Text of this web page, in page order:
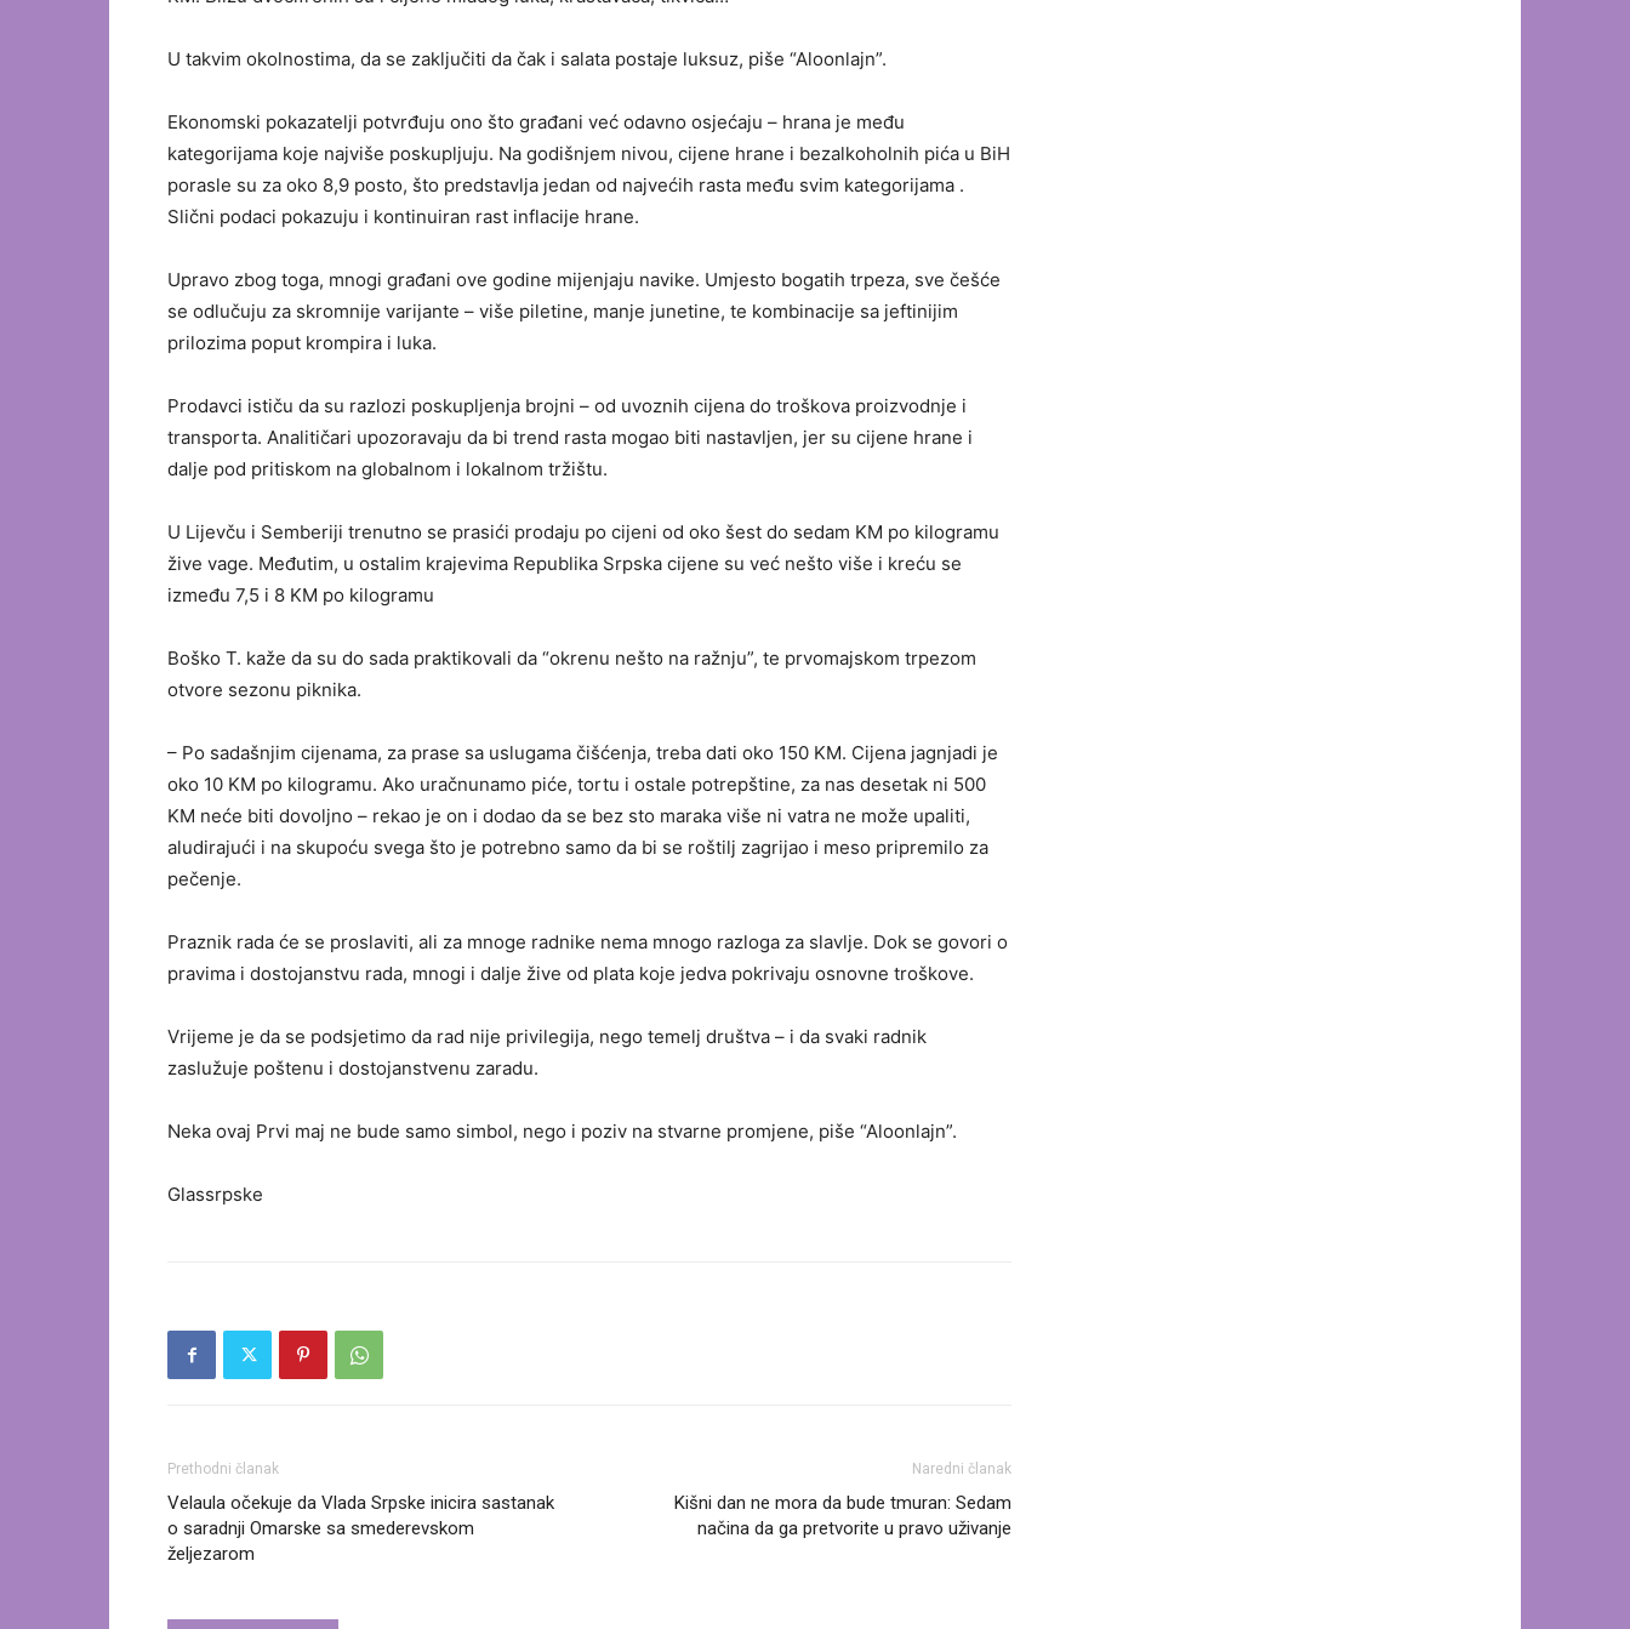
U takvim okolnostima, da se zaključiti da čak i salata postaje luksuz, piše “Aloonlajn”.
Ekonomski pokazatelji potvrđuju ono što građani već odavno osjećaju – hrana je među
kategorijama koje najviše poskupljuju. Na godišnjem nivou, cijene hrane i bezalkoholnih pića u BiH
porasle su za oko 8,9 posto, što predstavlja jedan od najvećih rasta među svim kategorijama .
Slični podaci pokazuju i kontinuiran rast inflacije hrane.
Upravo zbog toga, mnogi građani ove godine mijenjaju navike. Umjesto bogatih trpeza, sve češće
se odlučuju za skromnije varijante – više piletine, manje junetine, te kombinacije sa jeftinijim
prilozima poput krompira i luka.
Prodavci ističu da su razlozi poskupljenja brojni – od uvoznih cijena do troškova proizvodnje i
transporta. Analitičari upozoravaju da bi trend rasta mogao biti nastavljen, jer su cijene hrane i
dalje pod pritiskom na globalnom i lokalnom tržištu.
U Lijevču i Semberiji trenutno se prasići prodaju po cijeni od oko šest do sedam KM po kilogramu
žive vage. Međutim, u ostalim krajevima Republika Srpska cijene su već nešto više i kreću se
između 7,5 i 8 KM po kilogramu
Boško T. kaže da su do sada praktikovali da “okrenu nešto na ražnju”, te prvomajskom trpezom
otvore sezonu piknika.
– Po sadašnjim cijenama, za prase sa uslugama čišćenja, treba dati oko 150 KM. Cijena jagnjadi je
oko 10 KM po kilogramu. Ako uračnunamo piće, tortu i ostale potrepštine, za nas desetak ni 500
KM neće biti dovoljno – rekao je on i dodao da se bez sto maraka više ni vatra ne može upaliti,
aludirajući i na skupoću svega što je potrebno samo da bi se roštilj zagrijao i meso pripremilo za
pečenje.
Praznik rada će se proslaviti, ali za mnoge radnike nema mnogo razloga za slavlje. Dok se govori o
pravima i dostojanstvu rada, mnogi i dalje žive od plata koje jedva pokrivaju osnovne troškove.
Vrijeme je da se podsjetimo da rad nije privilegija, nego temelj društva – i da svaki radnik
zaslužuje poštenu i dostojanstvenu zaradu.
Neka ovaj Prvi maj ne bude samo simbol, nego i poziv na stvarne promjene, piše “Aloonlajn”.
Glassrpske
Prethodni članak
Velaula očekuje da Vlada Srpske inicira sastanak
o saradnji Omarske sa smederevskom
željezarom
Naredni članak
Kišni dan ne mora da bude tmuran: Sedam
načina da ga pretvorite u pravo uživanje